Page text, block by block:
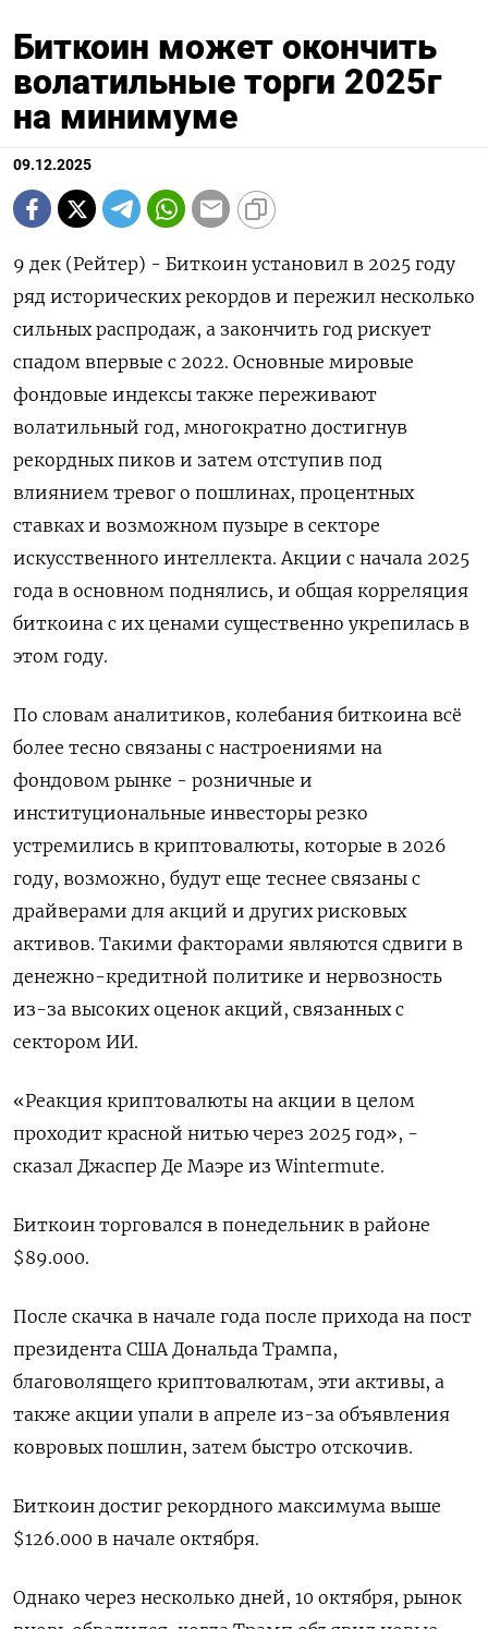
Биткоин может окончить
волатильные торги 2025г
на минимуме
09.12.2025
9 дек (Рейтер) - Биткоин установил в 2025 году
ряд исторических рекордов и пережил несколько
сильных распродаж, а закончить год рискует
спадом впервые с 2022. Основные мировые
фондовые индексы также переживают
волатильный год, многократно достигнув
рекордных пиков и затем отступив под
влиянием тревог о пошлинах, процентных
ставках и возможном пузыре в секторе
искусственного интеллекта. Акции с начала 2025
года в основном поднялись, и общая корреляция
биткоина с их ценами существенно укрепилась в
этом году.
По словам аналитиков, колебания биткоина всё
более тесно связаны с настроениями на
фондовом рынке - розничные и
институциональные инвесторы резко
устремились в криптовалюты, которые в 2026
году, возможно, будут еще теснее связаны с
драйверами для акций и других рисковых
активов. Такими факторами являются сдвиги в
денежно-кредитной политике и нервозность
из-за высоких оценок акций, связанных с
сектором ИИ.
«Реакция криптовалюты на акции в целом
проходит красной нитью через 2025 год», -
сказал Джаспер Де Маэре из Wintermute.
Биткоин торговался в понедельник в районе
$89.000.
После скачка в начале года после прихода на пост
президента США Дональда Трампа,
благоволящего криптовалютам, эти активы, а
также акции упали в апреле из-за объявления
ковровых пошлин, затем быстро отскочив.
Биткоин достиг рекордного максимума выше
$126.000 в начале октября.
Однако через несколько дней, 10 октября, рынок